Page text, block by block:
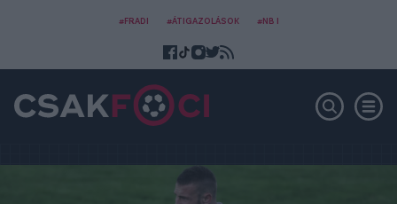
#FRADI #ÁTIGAZOLÁSOK #NB I